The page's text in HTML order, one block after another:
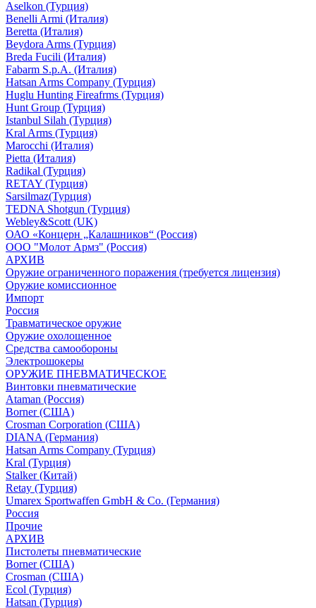
Aselkon (Турция)
Benelli Armi (Италия)
Beretta (Италия)
Beydora Arms (Турция)
Breda Fucili (Италия)
Fabarm S.p.A. (Италия)
Hatsan Arms Company (Турция)
Huglu Hunting Fireafrms (Турция)
Hunt Group (Турция)
Istanbul Silah (Турция)
Kral Arms (Турция)
Marocchi (Италия)
Pietta (Италия)
Radikal (Турция)
RETAY (Турция)
Sarsilmaz(Турция)
TEDNA Shotgun (Турция)
Webley&Scott (UK)
ОАО «Концерн „Калашников“ (Россия)
ООО "Молот Армз" (Россия)
АРХИВ
Оружие ограниченного поражения (требуется лицензия)
Оружие комиссионное
Импорт
Россия
Травматическое оружие
Оружие охолощенное
Средства самообороны
Электрошокеры
ОРУЖИЕ ПНЕВМАТИЧЕСКОЕ
Винтовки пневматические
Ataman (Россия)
Borner (США)
Crosman Corporation (США)
DIANA (Германия)
Hatsan Arms Company (Турция)
Kral (Турция)
Stalker (Китай)
Retay (Турция)
Umarex Sportwaffen GmbH & Co. (Германия)
Россия
Прочие
АРХИВ
Пистолеты пневматические
Borner (США)
Crosman (США)
Ecol (Турция)
Hatsan (Турция)